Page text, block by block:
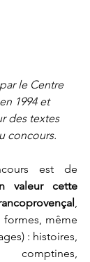
le Centre
1994 et
des textes
concours.
valeur cette
formes, même
: histoires,
comptines,